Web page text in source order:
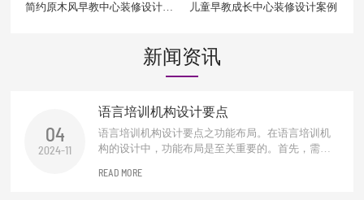
简约原木风早教中心装修设计案
儿童早教成长中心装修设计案例
新闻资讯
04
2024-11
语言培训机构设计要点
语言培训机构设计要点之功能布局。在语言培训机
构的设计中，功能布局是至关重要的。首先，需要
教学区应配备先进的教学设备和舒适的座椅，以营
READ MORE